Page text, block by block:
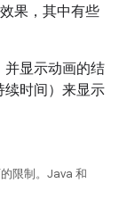
果，其中有些
并显示动画的结
续时间）来显示
限制。Java 和